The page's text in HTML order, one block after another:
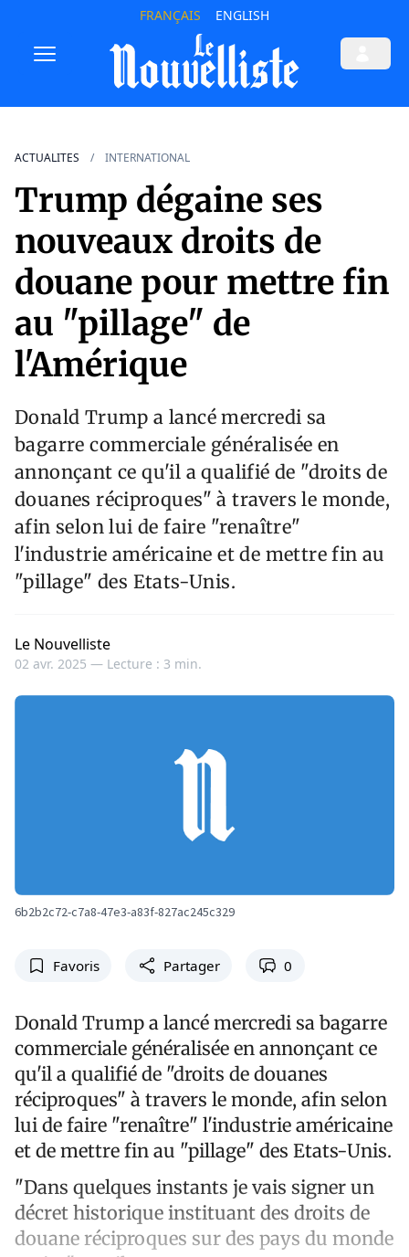
FRANÇAIS ENGLISH
ACTUALITES INTERNATIONAL
Trump dégaine ses
nouveaux droits de
douane pour mettre fin
au "pillage" de
l'Amérique
Donald Trump a lancé mercredi sa
bagarre commerciale généralisée en
annonçant ce qu'il a qualifié de "droits de
douanes réciproques" à travers le monde,
afin selon lui de faire "renaître"
l'industrie américaine et de mettre fin au
"pillage" des Etats-Unis.
Le Nouvelliste
02 avr. 2025 — Lecture : 3 min.
6b2b2c72-c7a8-47e3-a83f-827ac245c329
Favoris Partager 0
Donald Trump a lancé mercredi sa bagarre
commerciale généralisée en annonçant ce
qu'il a qualifié de "droits de douanes
réciproques" à travers le monde, afin selon
lui de faire "renaître" l'industrie américaine
et de mettre fin au "pillage" des Etats-Unis.
"Dans quelques instants je vais signer un
décret historique instituant des droits de
douane réciproques sur des pays du monde